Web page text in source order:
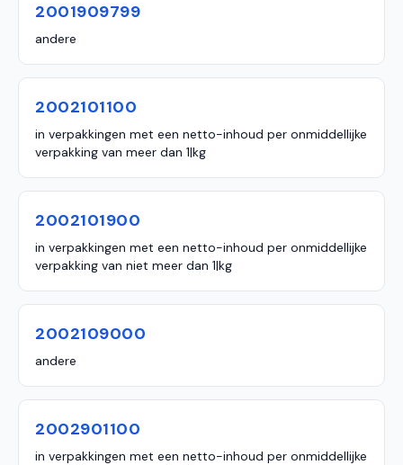
2001909799
andere
2002101100
in verpakkingen met een netto-inhoud per onmiddellijke
verpakking van meer dan 1|kg
2002101900
in verpakkingen met een netto-inhoud per onmiddellijke
verpakking van niet meer dan 1|kg
2002109000
andere
2002901100
in verpakkingen met een netto-inhoud per onmiddellijke